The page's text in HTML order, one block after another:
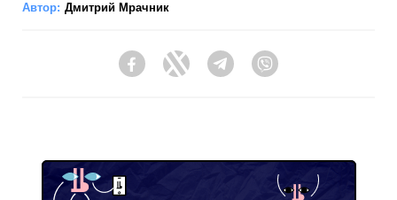
Автор: Дмитрий Мрачник
FacebookTwitter Telegram